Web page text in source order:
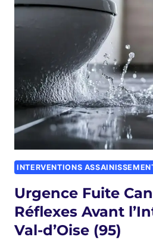
INTERVENTIONS
Urgence Fuite
Réflexes Avant
Val-d’Oise (95)